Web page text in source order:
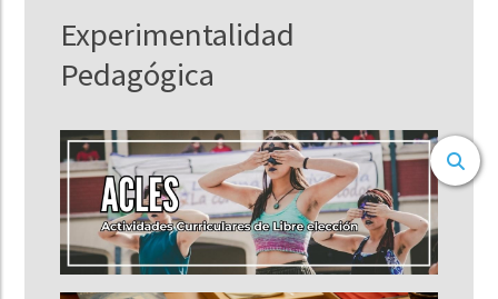
Experimentalidad
Pedagógica